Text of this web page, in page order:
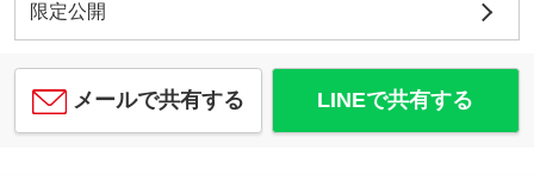
限定公開
メールで共有する LINEで共有する